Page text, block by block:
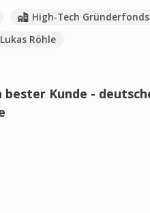
High-Tech Gründerfonds
Lukas Röhle